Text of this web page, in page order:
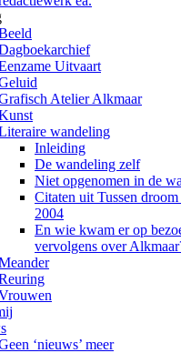
Uitvaart
Atelier Alkmaar
wandeling
Inleiding
De wandeling zelf
Niet opgenomen in de
Citaten uit Tussen
2004
En wie kwam er op
vervolgens over
‘nieuws’ meer